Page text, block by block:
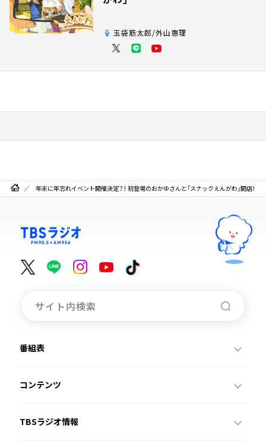
玉袋筋太郎/外山惠理
年末に年忘れイベント開催決定？！ 初登場のおかゆさんと「スナックえんがわ」開店！
番組表
コンテンツ
TBSラジオ情報